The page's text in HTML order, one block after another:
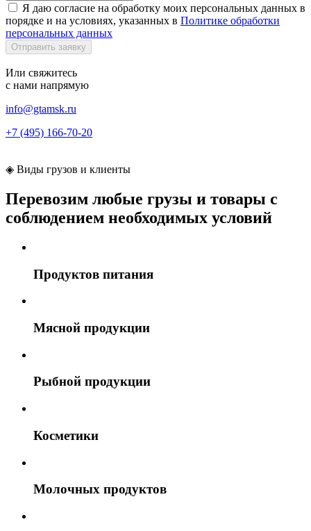
Я даю согласие на обработку моих персональных данных в
порядке и на условиях, указанных в Политике обработки
персональных данных
Отправить заявку
Или свяжитесь
с нами напрямую
info@gtamsk.ru
+7 (495) 166-70-20
◈ Виды грузов и клиенты
Перевозим любые грузы и товары с
соблюдением необходимых условий
Продуктов питания
Мясной продукции
Рыбной продукции
Косметики
Молочных продуктов